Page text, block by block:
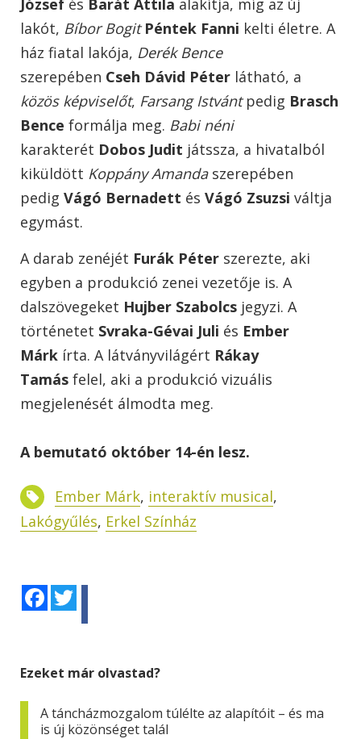
lakót, Bíbor Bogit Péntek Fanni kelti életre. A
ház fiatal lakója, Derék Bence
szerepében Cseh Dávid Péter látható, a
közös képviselőt, Farsang Istvántpedig Brasch
Bence formálja meg. Babi néni
karakterét Dobos Judit játssza, a hivatalból
kiküldött Koppány Amandaszerepében
pedig Vágó Bernadett és Vágó Zsuzsi váltja
egymást.
A darab zenéjét Furák Péter szerezte, aki
egyben a produkció zenei vezetője is. A
dalszövegeket Hujber Szabolcs jegyzi. A
történetet Svraka-Gévai Juli és Ember
Márk írta. A látványvilágért Rákay
Tamás felel, aki a produkció vizuális
megjelenését álmodta meg.
A bemutató október 14-én lesz.
Ember Márk, interaktív musical,
Lakógyűlés, Erkel Színház
Facebook
Ezeket már olvastad?
A táncházmozgalom túlélte az alapítóit – és ma
is új közönséget talál